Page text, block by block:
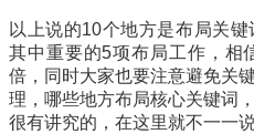
以上说的10个地方是布局关
其中重要的5项布局工作，相
倍，同时大家也要注意避免关
理，哪些地方布局核心关键词
很有讲究的，在这里就不一一